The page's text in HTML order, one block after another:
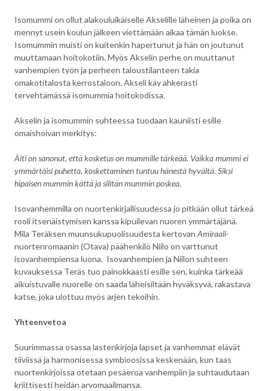
Isomummi on ollut alakouluikäiselle Akselille läheinen ja poika on
mennyt usein koulun jälkeen viettämään aikaa tämän luokse.
Isomummin muisti on kuitenkin hapertunut ja hän on joutunut
muuttamaan hoitokotiin. Myös Akselin perhe on muuttanut
vanhempien työn ja perheen taloustilanteen takia
omakotitalosta kerrostaloon. Akseli käy ahkerasti
tervehtämässä isomummia hoitokodissa.
Akselin ja isomummin suhteessa tuodaan kauniisti esille
omaishoivan merkitys:
Äiti on sanonut, että kosketus on mummille tärkeää. Vaikka mummi ei
ymmärtäisi puhetta, koskettaminen tuntuu hänestä hyvältä. Siksi
hipaisen mummin kättä ja silitän mummin poskea.
Isovanhemmilla on nuortenkirjallisuudessa jo pitkään ollut tärkeä
rooli itsenäistymisen kanssa kipuilevan nuoren ymmärtäjänä.
Mila Teräksen muunsukupuolisuudesta kertovan Amiraali-
nuortenromaanin (Otava) päähenkilö Niilo on varttunut
isovanhempiensa luona. Isovanhempien ja Niilon suhteen
kuvauksessa Teräs tuo painokkaasti esille sen, kuinka tärkeää
aikuistuvalle nuorelle on saada läheisiltään hyväksyvä, rakastava
katse, joka ulottuu myös arjen tekoihin.
Yhteenvetoa
Suurimmassa osassa lastenkirjoja lapset ja vanhemmat elävät
tiiviissä ja harmonisessa symbioosissa keskenään, kun taas
nuortenkirjoissa otetaan pesäeroa vanhempiin ja suhtaudutaan
kriittisesti heidän arvomaailmansa.